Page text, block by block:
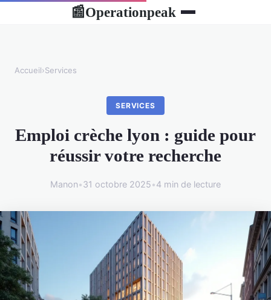
📰Operationpeak
Accueil›Services
SERVICES
Emploi crèche lyon : guide pour
réussir votre recherche
Manon•31 octobre 2025•4 min de lecture